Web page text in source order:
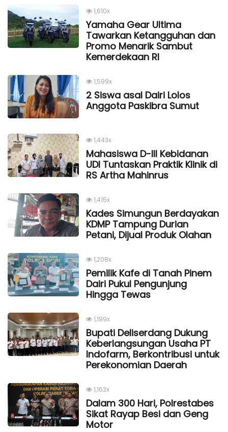
1,610x
Yamaha Gear Ultima
Tawarkan Ketangguhan dan
Promo Menarik Sambut
Kemerdekaan Rl
1,599x
2 Siswa asal Dairi Lolos
Anggota Paskibra Sumut
1,443x
Mahasiswa D-III Kebidanan
UDI Tuntaskan Praktik Klinik di
RS Artha Mahinrus
1,415x
Kades Simungun Berdayakan
KDMP Tampung Durian
Petani, Dijual Produk Olahan
1,208x
Pemilik Kafe di Tanah Pinem
Dairi Pukul Pengunjung
Hingga Tewas
1,199x
Bupati Deliserdang Dukung
Keberlangsungan Usaha PT
Indofarm, Berkontribusi untuk
Perekonomian Daerah
1,163x
Dalam 300 Hari, Polrestabes
Sikat Rayap Besi dan Geng
Motor